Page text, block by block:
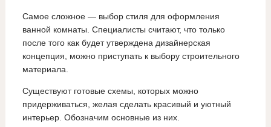
Самое сложное — выбор стиля для оформления
ванной комнаты. Специалисты считают, что только
после того как будет утверждена дизайнерская
концепция, можно приступать к выбору строительного
материала.
Существуют готовые схемы, которых можно
придерживаться, желая сделать красивый и уютный
интерьер. Обозначим основные из них.